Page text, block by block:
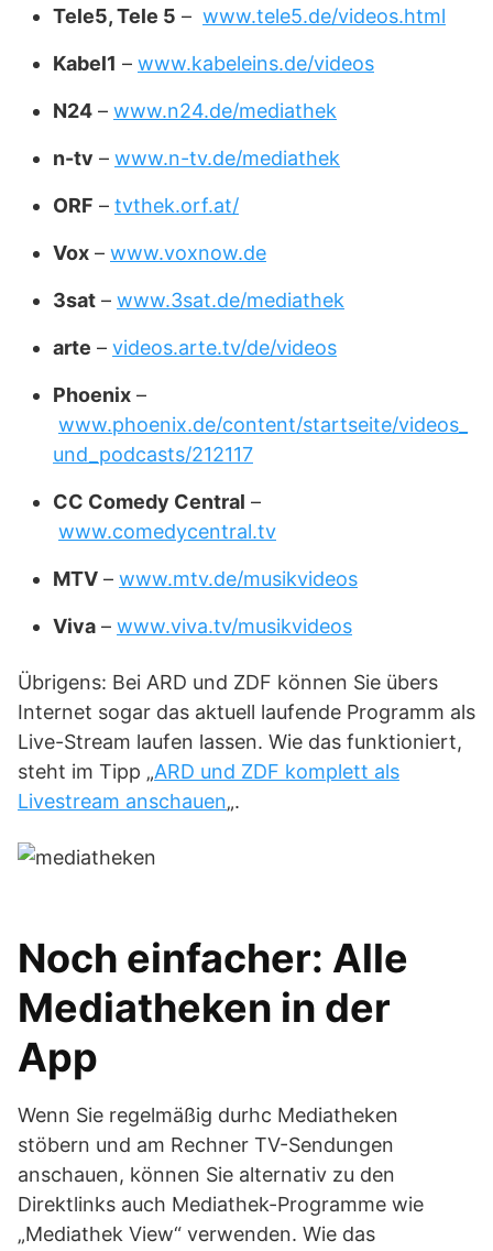
Tele5, Tele 5 – www.tele5.de/videos.html
Kabel1 – www.kabeleins.de/videos
N24 – www.n24.de/mediathek
n-tv – www.n-tv.de/mediathek
ORF – tvthek.orf.at/
Vox – www.voxnow.de
3sat – www.3sat.de/mediathek
arte – videos.arte.tv/de/videos
Phoenix –
www.phoenix.de/content/startseite/videos_
und_podcasts/212117
CC Comedy Central –
www.comedycentral.tv
MTV – www.mtv.de/musikvideos
Viva – www.viva.tv/musikvideos
Übrigens: Bei ARD und ZDF können Sie übers
Internet sogar das aktuell laufende Programm als
Live-Stream laufen lassen. Wie das funktioniert,
steht im Tipp „ARD und ZDF komplett als
Livestream anschauen„.
Noch einfacher: Alle
Mediatheken in der
App
Wenn Sie regelmäßig durhc Mediatheken
stöbern und am Rechner TV-Sendungen
anschauen, können Sie alternativ zu den
Direktlinks auch Mediathek-Programme wie
„Mediathek View“ verwenden. Wie das